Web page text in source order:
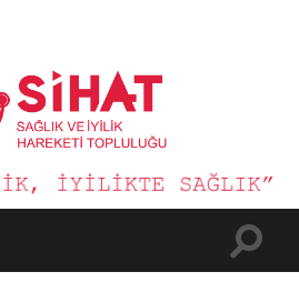
Sağlık
ve
İyilik
Toggle